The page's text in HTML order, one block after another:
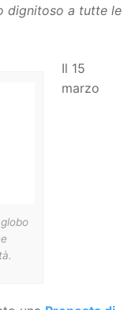
dignitoso a tutte le
Il 15
marzo